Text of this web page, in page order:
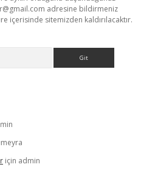
adresine bildirmeniz
içerisinde sitemizden kaldırılacaktır.
için admin